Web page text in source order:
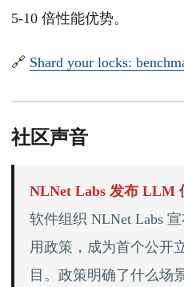
5-10 倍性能优势。
🔗 Shard your locks:
社区声音
NLNet Labs 发布 LLM
软件组织 NLNet Labs
用政策，成为首个公开
目。政策明确了什么场